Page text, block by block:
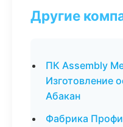
Другие
ПК Assembly
Изготовление
Абакан
Фабрика